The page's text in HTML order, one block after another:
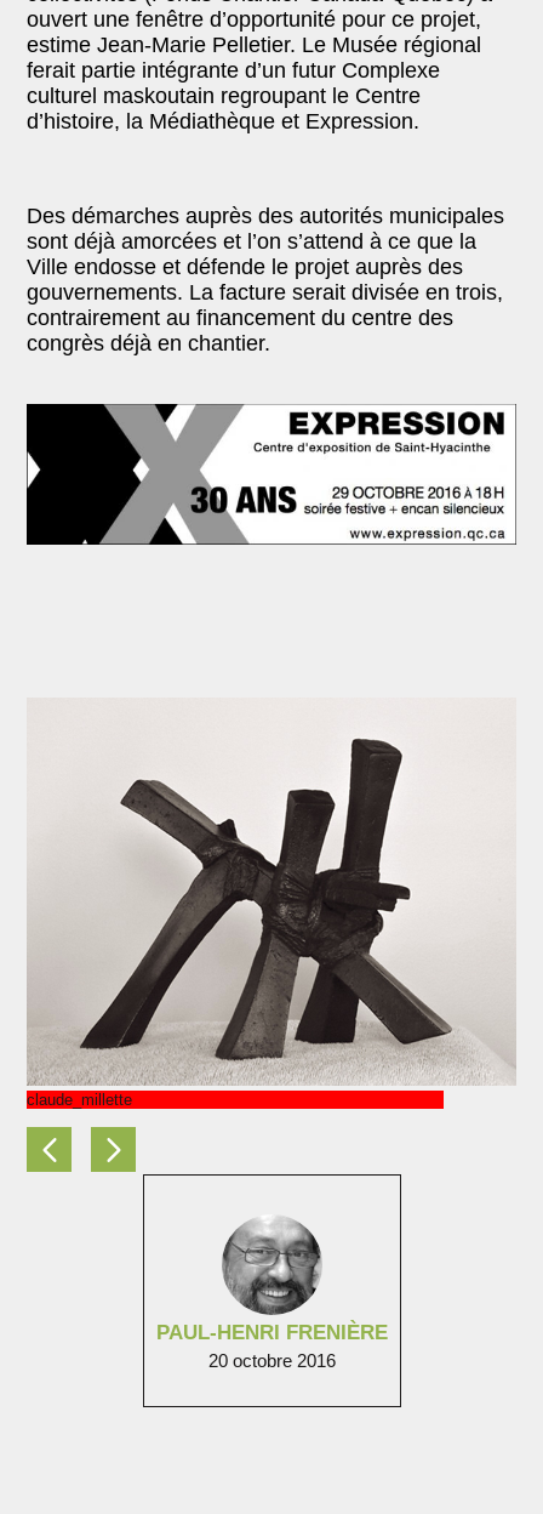
PAUL-HENRI FRENIÈRE
20 octobre 2016
ouvert une fenêtre d’opportunité pour ce projet,
estime Jean-Marie Pelletier. Le Musée régional
ferait partie intégrante d’un futur Complexe
culturel maskoutain regroupant le Centre
d’histoire, la Médiathèque et Expression.
Des démarches auprès des autorités municipales
sont déjà amorcées et l’on s’attend à ce que la
Ville endosse et défende le projet auprès des
gouvernements. La facture serait divisée en trois,
contrairement au financement du centre des
congrèsdéjàen chantier.
claude_millette